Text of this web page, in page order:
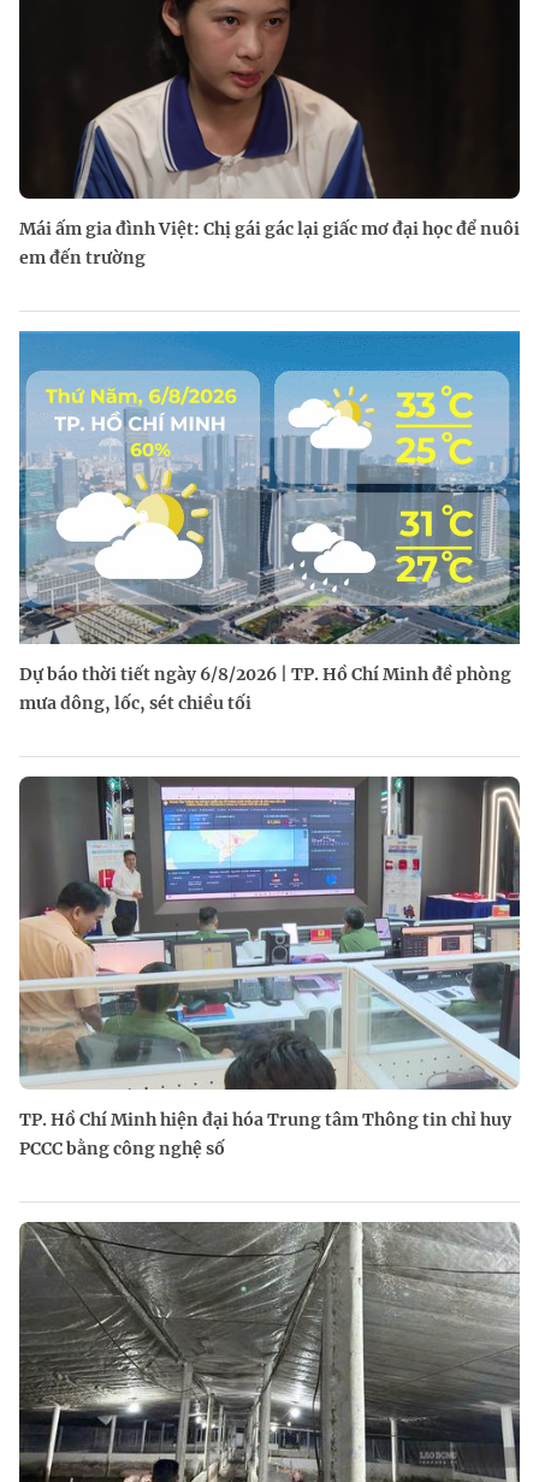
Mái ấm gia đình Việt: Chị gái gác lại giấc mơ đại học để nuôi
em đến trường
Dự báo thời tiết ngày 6/8/2026 | TP. Hồ Chí Minh đề phòng
mưa dông, lốc, sét chiều tối
TP. Hồ Chí Minh hiện đại hóa Trung tâm Thông tin chỉ huy
PCCC bằng công nghệ số